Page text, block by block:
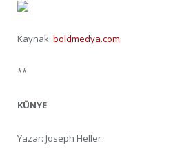
Kaynak: boldmedya.com
**
KÜNYE
Yazar: Joseph Heller